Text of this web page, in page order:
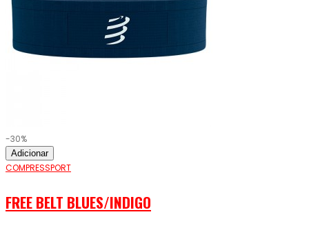
-30%
Adicionar
COMPRESSPORT
FREE BELT BLUES/INDIGO